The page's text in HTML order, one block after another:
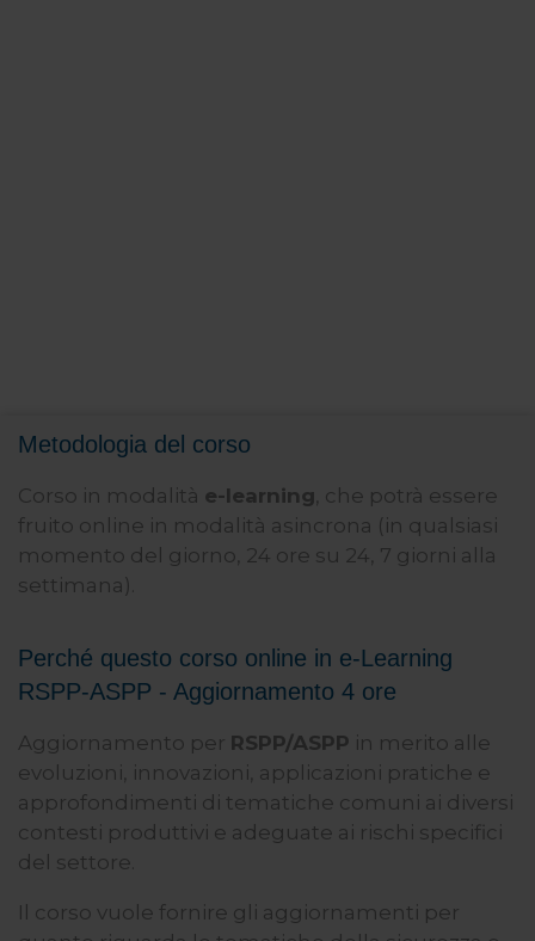
Metodologia del corso
Corso in modalità e-learning, che potrà essere
fruito online in modalità asincrona (in qualsiasi
momento del giorno, 24 ore su 24, 7 giorni alla
settimana).
Perché questo corso online in e-Learning
RSPP-ASPP - Aggiornamento 4 ore
Aggiornamento per RSPP/ASPP in merito alle
evoluzioni, innovazioni, applicazioni pratiche e
approfondimenti di tematiche comuni ai diversi
contesti produttivi e adeguate ai rischi specifici
del settore.
Il corso vuole fornire gli aggiornamenti per